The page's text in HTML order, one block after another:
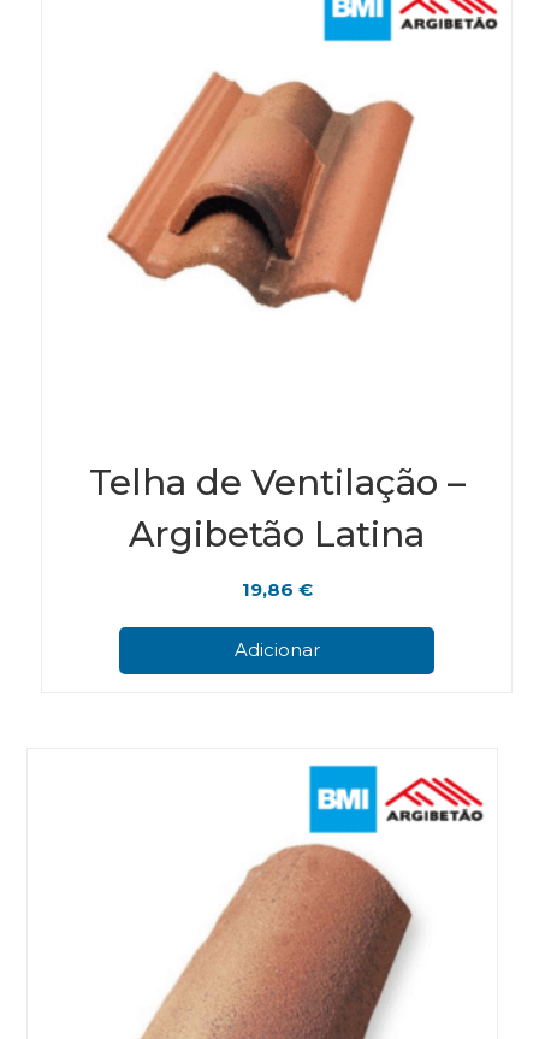
be
Telha de Ventilação –
Argibetão Latina
19,86 €
Adicionar